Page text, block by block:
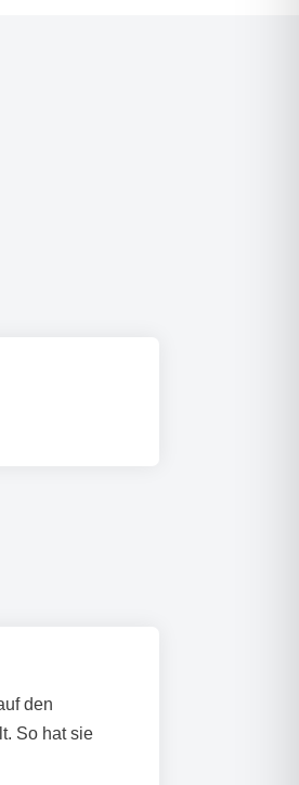
den
So hat sie